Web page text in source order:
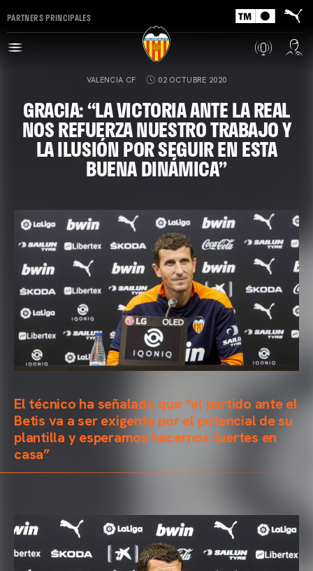
PARTNERS PRINCIPALES
VALENCIA CF 02 OCTUBRE 2020
GRACIA: “LA VICTORIA ANTE LA REAL
NOS REFUERZA NUESTRO TRABAJO Y
LA ILUSIÓN POR SEGUIR EN ESTA
BUENA DINÁMICA”
El técnico ha señalado que “el partido ante el
Betis va a ser exigente por el potencial de su
plantilla y esperamos hacernos fuertes en
casa”